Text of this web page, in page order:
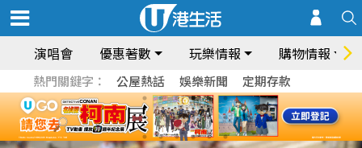
演唱會 優惠著數 玩樂情報 購物情報
熱門關鍵字： 公屋熱話 娛樂新聞 定期存款